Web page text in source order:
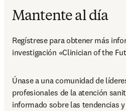
Mantente al día
Regístrese para obtener más
investigación «Clinician of the
Únase a una comunidad de
profesionales de la atención
informado sobre las tendencias